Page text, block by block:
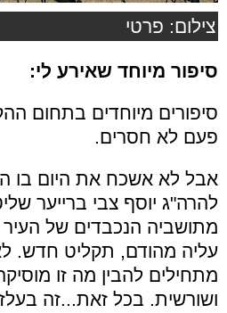
צילום: פרטי
סיפור מיוחד שאירע לי:
סיפורים מיוחדים בתחום
פעם לא חסרים.
אבל לא אשכח את היום בו
להרה"ג יוסף צבי ברייער
מתושביה הנכבדים של
עליה מהודם, תקליט חדש.
מתחילים להבין מה זו
ושורשית. בכל זאת...זה